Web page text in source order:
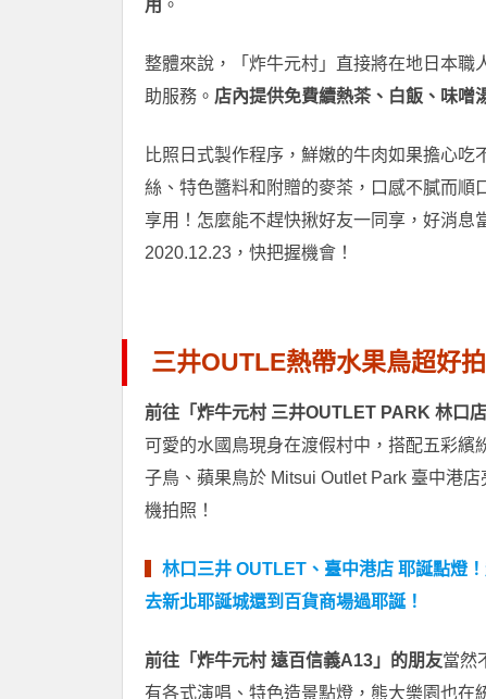
用 。
整體來說，「炸牛元村」直接將在地日本職
助服務。 店內提供免費續熱茶、白飯、味噌
比照日式製作程序，鮮嫩的牛肉如果擔心
絲、特色醬料和附贈的麥茶，口感不膩而順
享用！怎麼能不趕快揪好友一同享，好消息
2020.12.23，快把握機會！
三井OUTLE熱帶水果鳥超好
前往「炸牛元村 三井OUTLET PARK 林口
可愛的水國鳥現身在渡假村中，搭配五彩
子鳥、蘋果鳥於 Mitsui Outlet Park 臺中港
機拍照！
林口三井 OUTLET、臺中港店 耶誕點燈
去新北耶誕城還到百貨商場過耶誕！
前往「炸牛元村 遠百信義A13」的朋友當然
有各式演唱、特色造景點燈，熊大樂園也